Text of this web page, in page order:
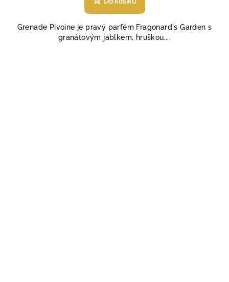
Grenade Pivoine je pravý parfém Fragonard's Garden s
granátovým jablkem, hruškou,...